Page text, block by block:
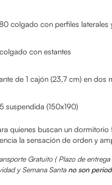
colgado con perfiles laterales
con estantes
de 1 cajón (23,7 cm) en dos
suspendida (150x190)
quienes buscan un dormitorio
la sensación de orden y
Gratuito ( Plazo de
y Semana Santa no son